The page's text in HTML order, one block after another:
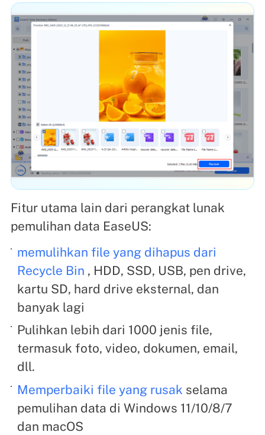
Fitur utama lain dari perangkat lunak
pemulihan data EaseUS:
memulihkan file yang dihapus dari
Recycle Bin , HDD, SSD, USB, pen drive,
kartu SD, hard drive eksternal, dan
banyak lagi
Pulihkan lebih dari 1000 jenis file,
termasuk foto, video, dokumen, email,
dll.
Memperbaiki file yang rusak selama
pemulihan data di Windows 11/10/8/7
dan macOS